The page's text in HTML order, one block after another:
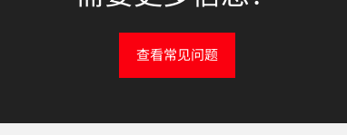
查看常见问题